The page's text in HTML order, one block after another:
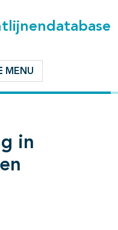
MENU
in